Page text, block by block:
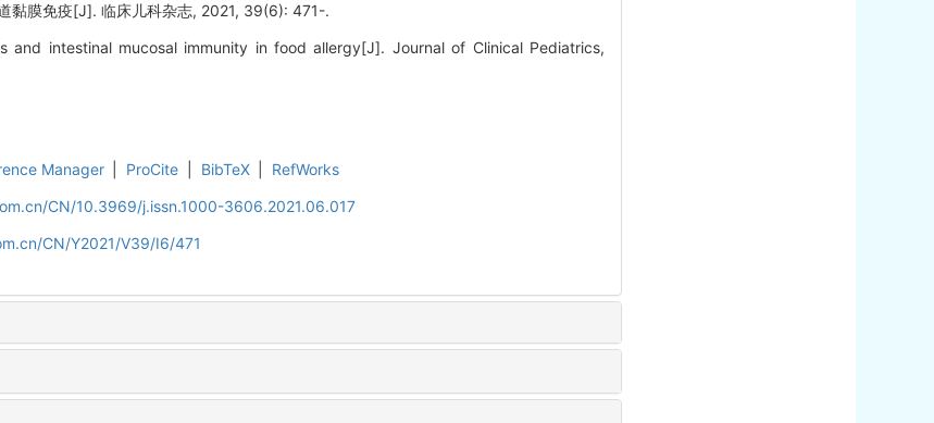
黏膜免疫[J]. 临床儿科杂志, 2021, 39(6): 471-.
and intestinal mucosal immunity in food allergy[J]. Journal of Clinical Pediatrics,
Manager ProCite BibTeX
RefWorks
CN/10.3969/j.issn.1000-3606.2021.06.017
CN/Y2021/V39/I6/471